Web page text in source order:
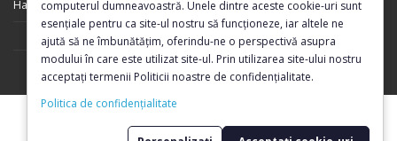
Harta sitului
DeTech © 2026 Realizat dePlusComputer
computerul dumneavoastră. Unele dintre aceste cookie-uri sunt
esențiale pentru ca site-ul nostru să funcționeze, iar altele ne
ajută să ne îmbunătățim, oferindu-ne o perspectivă asupra
modului în care este utilizat site-ul. Prin utilizarea site-ului nostru
acceptați termenii Politicii noastre de confidențialitate.
Politica de confidențialitate